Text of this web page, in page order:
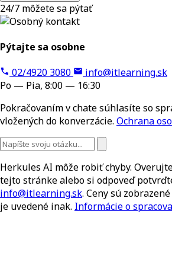
24/7 môžete sa pýtať
Pýtajte sa osobne
02/4920 3080
info@itlearning.sk
Po — Pia, 8:00 — 16:30
Pokračovaním v chate súhlasíte so
vložených do konverzácie. Ochrana
Herkules AI môže robiť chyby.
tejto stránke alebo si odpoveď
info@itlearning.sk. Ceny sú
je uvedené inak. Informácie o